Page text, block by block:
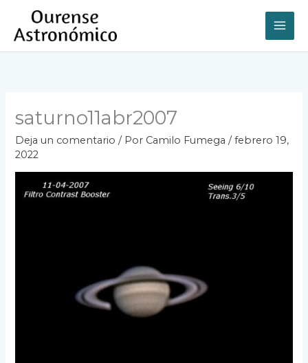
contenido
saturno11abr2007
Deja un comentario / Por Camilo Fumega/febrero 19,
2022